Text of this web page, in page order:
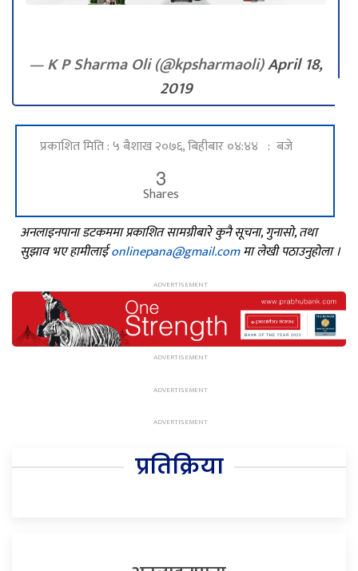
— K P Sharma Oli (@kpsharmaoli)April 18,
2019
प्रकाशित मिति : ५ बैशाख २०७६, बिहीबार ०४:४४ : बजे
3
Shares
अनलाइनपाना डटकममा प्रकाशित सामग्रीबारे कुनै सूचना, गुनासो, तथा
सुझाव भए हामीलाईonlinepana@gmail.comमा लेखी पठाउनुहोला ।
प्रतिक्रिया